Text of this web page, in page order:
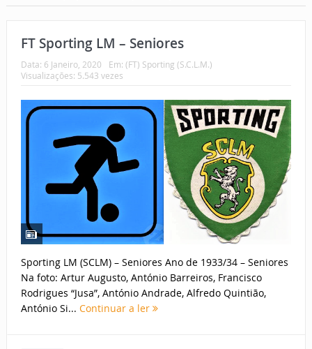
FT Sporting LM – Seniores
Data: 6 Janeiro, 2020 Em: (FT) Sporting (S.C.L.M.)
Visualizações: 5.543 vezes
Sporting LM (SCLM) – Seniores Ano de 1933/34 – Seniores
Na foto: Artur Augusto, António Barreiros, Francisco
Rodrigues “Jusa”, António Andrade, Alfredo Quintião,
António Si... Continuar a ler